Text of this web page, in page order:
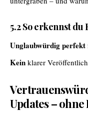
5.2 So erkennst
Unglaubwürdig perfekt
Kein klarer
Updates – ohne